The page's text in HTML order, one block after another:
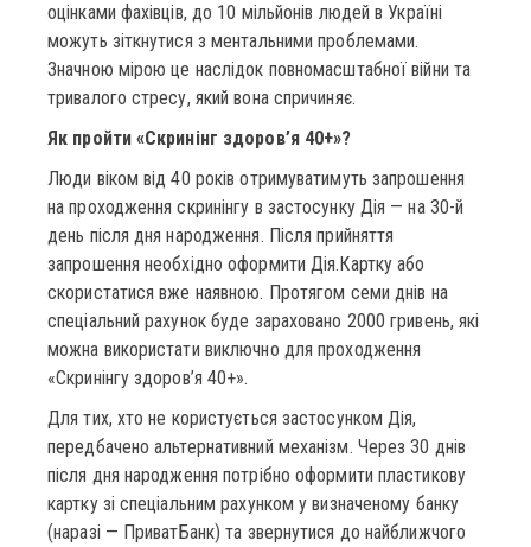
оцінками фахівців, до 10 мільйонів людей в Україні
можуть зіткнутися з ментальними проблемами.
Значною мірою це наслідок повномасштабної війни та
тривалого стресу, який вона спричиняє.
Як пройти «Скринінг здоров’я 40+»?
Люди віком від 40 років отримуватимуть запрошення
на проходження скринінгу в застосунку Дія — на 30-й
день після дня народження. Після прийняття
запрошення необхідно оформити Дія.Картку або
скористатися вже наявною. Протягом семи днів на
спеціальний рахунок буде зараховано 2000 гривень, які
можна використати виключно для проходження
«Скринінгу здоров’я 40+».
Для тих, хто не користується застосунком Дія,
передбачено альтернативний механізм. Через 30 днів
після дня народження потрібно оформити пластикову
картку зі спеціальним рахунком у визначеному банку
(наразі — ПриватБанк) та звернутися до найближчого